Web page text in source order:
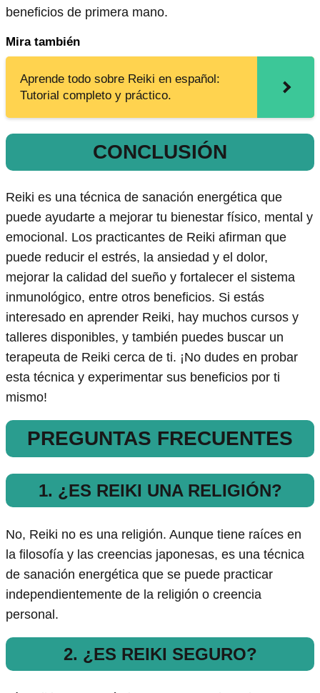
beneficios de primera mano.
Mira también
Aprende todo sobre Reiki en español:
Tutorial completo y práctico.
CONCLUSIÓN
Reiki es una técnica de sanación energética que
puede ayudarte a mejorar tu bienestar físico, mental y
emocional. Los practicantes de Reiki afirman que
puede reducir el estrés, la ansiedad y el dolor,
mejorar la calidad del sueño y fortalecer el sistema
inmunológico, entre otros beneficios. Si estás
interesado en aprender Reiki, hay muchos cursos y
talleres disponibles, y también puedes buscar un
terapeuta de Reiki cerca de ti. ¡No dudes en probar
esta técnica y experimentar sus beneficios por ti
mismo!
PREGUNTAS FRECUENTES
1. ¿ES REIKI UNA RELIGIÓN?
No, Reiki no es una religión. Aunque tiene raíces en
la filosofía y las creencias japonesas, es una técnica
de sanación energética que se puede practicar
independientemente de la religión o creencia
personal.
2. ¿ES REIKI SEGURO?